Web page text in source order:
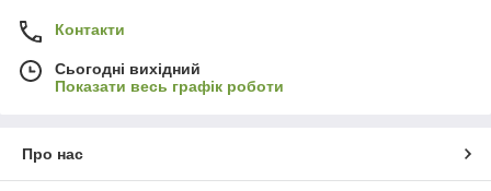
Контакти
Сьогодні вихідний
Показати весь графік роботи
Про нас